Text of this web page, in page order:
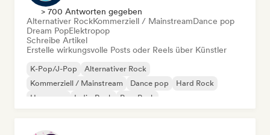
> 700 Antworten gegeben
Alternativer RockKommerziell / MainstreamDance pop
Dream PopElektropop
Schreibe Artikel
Erstelle wirkungsvolle Posts oder Reels über Künstler
K-Pop/J-Pop
Alternativer Rock
Kommerziell / Mainstream
Dance pop
Hard Rock
Hyperpop
Indie-Rock Pop-Punk